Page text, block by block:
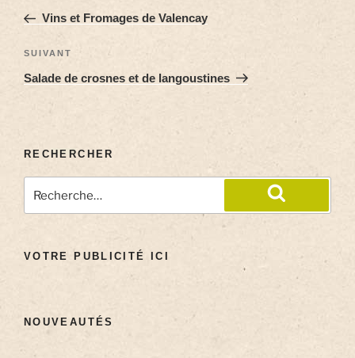
Vins et Fromages de Valencay
SUIVANT
Salade de crosnes et de langoustines
RECHERCHER
VOTRE PUBLICITÉ ICI
NOUVEAUTÉS